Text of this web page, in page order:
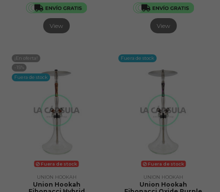
View View
¡En oferta!
-15%
Fuera de stock
Fuera de stock
UNION HOOKAH
Union Hookah
Fuera de stock
Fuera de stock
UNION HOOKAH
Union Hookah